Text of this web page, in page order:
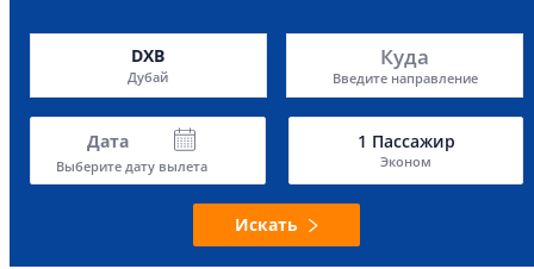
DXB
Дубай
Куда
Введите направление
Дата
Выберите дату вылета
1 Пассажир
Эконом
Искать